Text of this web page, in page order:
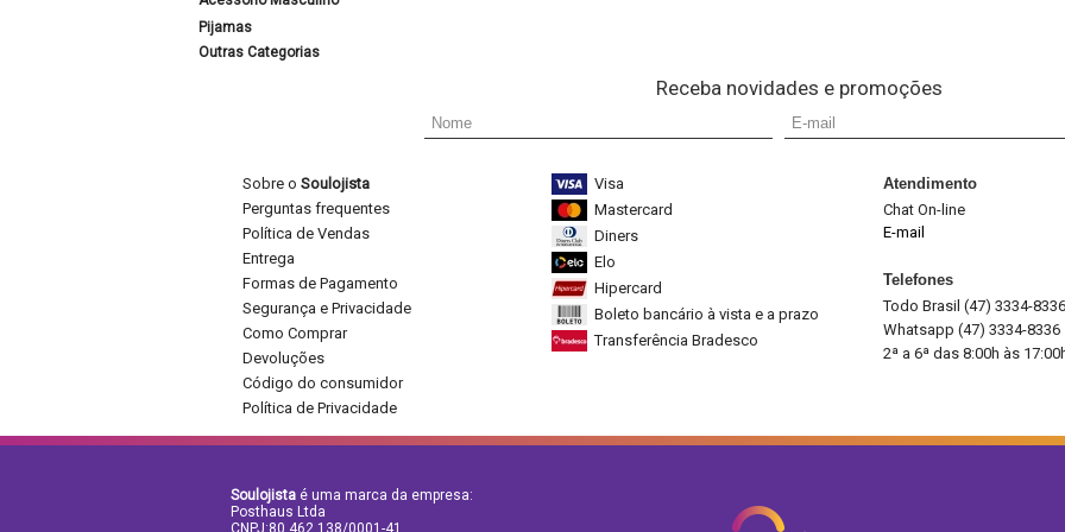
Pijamas
Outras Categorias
Receba novidades e promoções
Sobre o Soulojista
Perguntas frequentes
Política de Vendas
Entrega
Formas de Pagamento
Segurança e Privacidade
Como Comprar
Devoluções
Código do consumidor
Política de Privacidade
Visa
Mastercard
Diners
Elo
Hipercard
Boleto bancário à vista e a prazo
Transferência Bradesco
Atendimento
Chat On-line
E-mail
Telefones
Todo Brasil (47) 3334-8336
Whatsapp (47) 3334-8336
2ª a 6ª das 8:00h às
Soulojista é uma marca da empresa:
Posthaus Ltda
CNPJ:80.462.138/0001-41